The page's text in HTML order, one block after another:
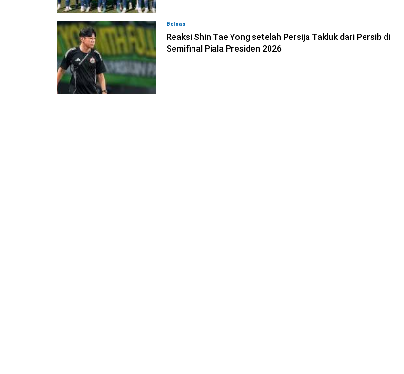
Bolnas
Reaksi Shin Tae Yong setelah Persija Takluk dari Persib di
Semifinal Piala Presiden 2026